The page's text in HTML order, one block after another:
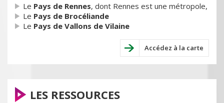
Le Pays de Rennes, dont Rennes est une métropole,
Le Pays de Brocéliande
Le Pays de Vallons de Vilaine
Accédez à la carte
LES RESSOURCES